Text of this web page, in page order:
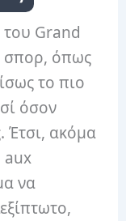
του Grand
σπορ, όπως
το πιο
όσον
Έτσι, ακόμα
aux
να